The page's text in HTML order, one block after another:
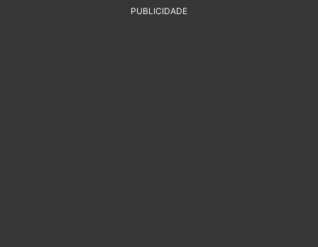
PUBLICIDADE